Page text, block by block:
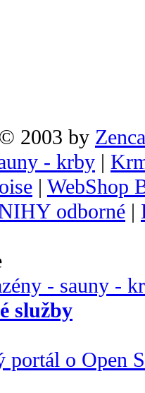
2003 by
- krby |
| WebShop
odborné |
- sauny -
služby
portál o Open